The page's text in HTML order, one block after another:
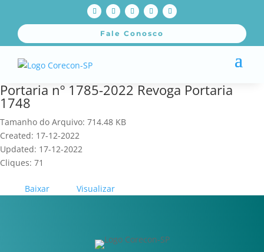
Fale Conosco
Portaria nº 1785-2022 Revoga Portaria
1748
Tamanho do Arquivo: 714.48 KB
Created: 17-12-2022
Updated: 17-12-2022
Cliques: 71
Baixar Visualizar